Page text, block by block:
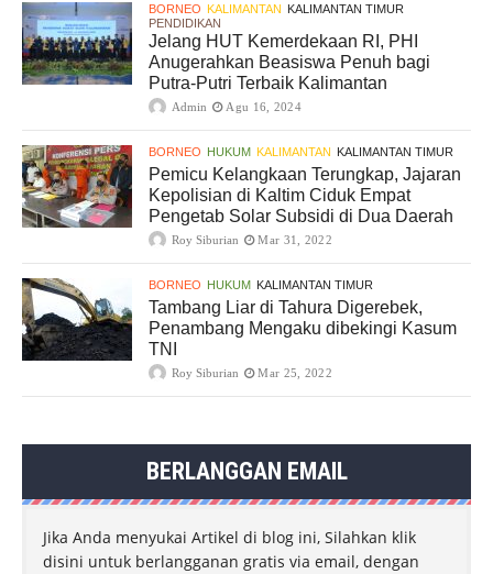
BORNEO KALIMANTAN KALIMANTAN TIMUR
PENDIDIKAN
Jelang HUT Kemerdekaan RI, PHI
Anugerahkan Beasiswa Penuh bagi
Putra-Putri Terbaik Kalimantan
Admin Agu 16, 2024
BORNEO HUKUM KALIMANTAN KALIMANTAN TIMUR
Pemicu Kelangkaan Terungkap, Jajaran
Kepolisian di Kaltim Ciduk Empat
Pengetab Solar Subsidi di Dua Daerah
Roy Siburian Mar 31, 2022
BORNEO HUKUM KALIMANTAN TIMUR
Tambang Liar di Tahura Digerebek,
Penambang Mengaku dibekingi Kasum
TNI
Roy Siburian Mar 25, 2022
BERLANGGAN EMAIL
Jika Anda menyukai Artikel di blog ini, Silahkan klik
disini untuk berlangganan gratis via email, dengan